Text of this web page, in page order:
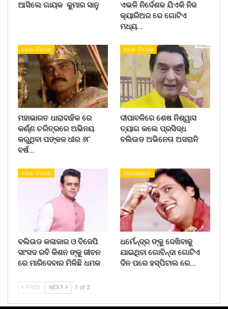
ଆସିଲେ ଗାୟକ କୁମାର ସାନୁ
ଏଭଳି ନିର୍ଦେଶକ ଯିଏକି ନିଜ
କ୍ୟାରିଅର ରେ ଗୋଟିଏ
ମଧ୍ୟ…
ଦେଶ- ବିଦେଶ
ମହାଭାରତ ଧାରାବାହିକ ରେ
କର୍ଣ୍ଣ ଚରିତ୍ରରେ ଅଭିନୟ
କରୁଥିବା ପଙ୍କଜ ଧୀର ୬୮
ବର୍ଷ…
ଦେଶ- ବିଦେଶ
ଦୀପାବଳିରେ ଶେଷ ନିଶ୍ୱାସ
ତ୍ୟାଗ କଲେ ପ୍ରସିଦ୍ଧ
ବଲିଉଡ ଅଭିନେତା ଅସରାନି
ଦେଶ- ବିଦେଶ
ବଲିଉଡ କଳାକାର ଓ ବିଜେପି
ସାଂସଦ ରବି କିଶନ ଙ୍କୁ ଜୀବନ
ରେ ମାରିଦେବାର ମିଳିଛି ଧମକ
ମନୋରଞ୍ଜନ
ଧର୍ମେନ୍ଦ୍ର ଙ୍କୁ ଦେଖିବାକୁ
ଯାଇଥିବା ଗୋବିନ୍ଦା ଗୋଟିଏ
ଦିନ ପରେ ହସ୍ପିଟାଲ ରେ…
PREV NEXT 1 of 2